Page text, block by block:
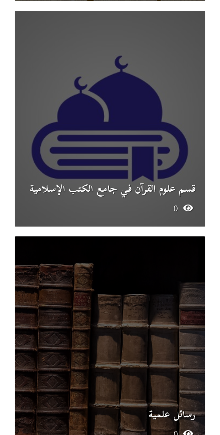
قسم علوم القرآن في جامع الكتب الإسلامية
0
رسائل علمية